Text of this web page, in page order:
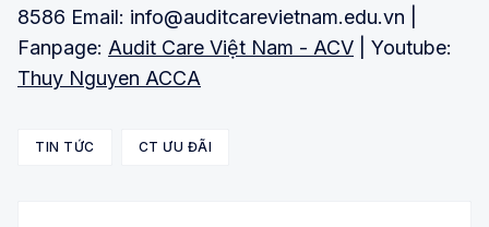
8586 Email: info@auditcarevietnam.edu.vn |
Fanpage: Audit Care Việt Nam - ACV | Youtube:
Thuy Nguyen ACCA
TIN TỨC CT ƯU ĐÃI